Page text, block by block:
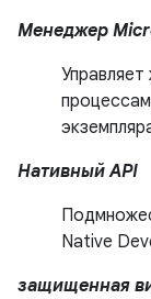
Менеджер
Нативный API
Native
защищенная